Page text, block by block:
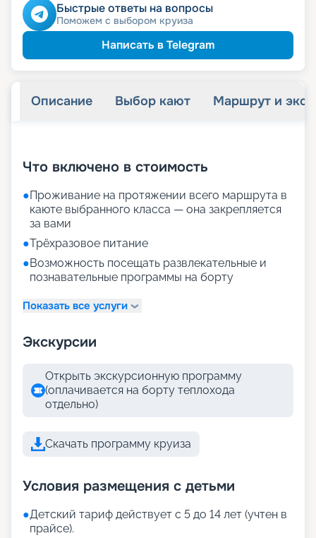
Быстрые ответы на вопросы
Поможем с выбором круиза
Написать в Telegram
Описание Выбор кают Маршрут и
Что включено в стоимость
●Проживание на протяжении всего маршрута в
каюте выбранного класса — она закрепляется
за вами
●Трёхразовое питание
●Возможность посещать развлекательные и
познавательные программы на борту
Показать все услуги
Экскурсии
Открыть экскурсионную программу
(оплачивается на борту теплохода
отдельно)
Скачать программу круиза
Условия размещения с детьми
●Детский тариф действует с 5 до 14 лет (учтен в
прайсе).